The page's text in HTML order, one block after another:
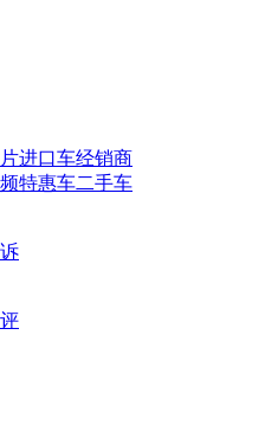
进口车经销商
特惠车二手车